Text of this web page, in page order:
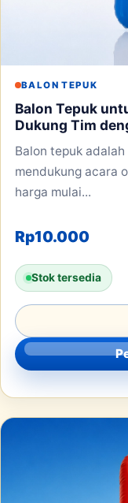
BALON TEPUK
Balon Tepuk
Dukung Tim
Balon tepuk
mendukung acara
harga mulai...
Rp10.000
Stok tersedia